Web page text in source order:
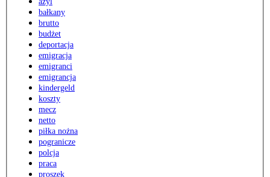
bałkany
brutto
budżet
deportacja
emigracja
emigranci
emigrancja
kindergeld
koszty
mecz
netto
piłka nożna
pogranicze
polcja
praca
proszek